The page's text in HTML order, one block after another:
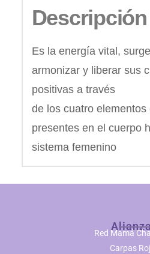
Descripción
Es la energía vital,
armonizar y liberar sus
positivas a través
de los cuatro elementos
presentes en el cuerpo
sistema femenino
Red Mamá
Carpas